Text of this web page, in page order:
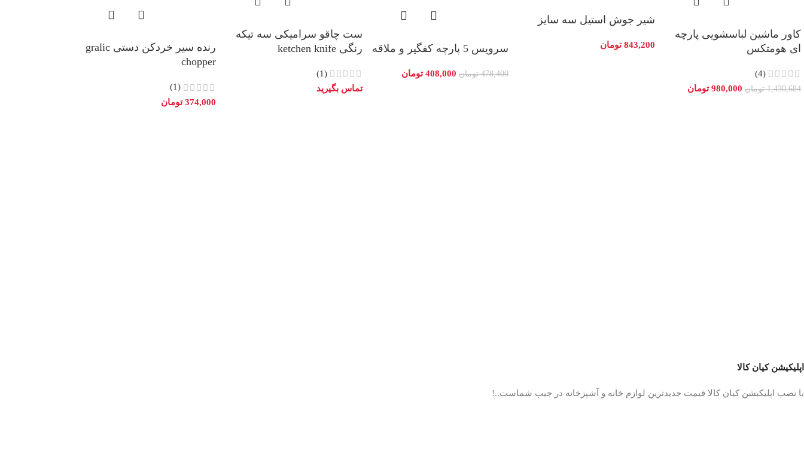
کاور ماشین لباسشویی پارچه
ای هومتکس
(4)
1,430,684 تومان 980,000 تومان
شیر جوش استیل سه سایز
843,200 تومان سرویس 5 پارچه کفگیر و ملاقه
478,400 تومان 408,000 تومان
ست چاقو سرامیکی سه تیکه
رنگی ketchen knife
(1)
تماس بگیرید
رنده سیر خردکن دستی gralic
chopper
(1)
374,000 تومان
اپلیکیشن کیان کالا
با نصب اپلیکیشن کیان کالا قیمت جدیدترین لوازم خانه و آشپزخانه در جیب شماست..!